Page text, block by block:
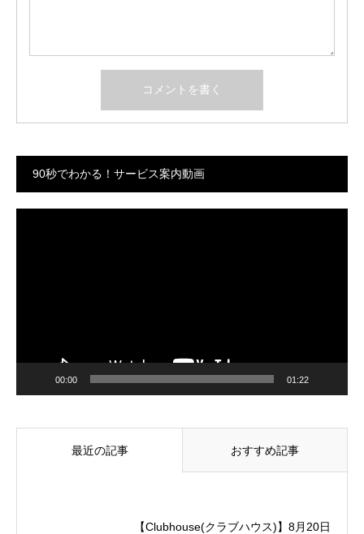
90秒でわかる！サービス案内動画
00:00 01:22
最近の記事 おすすめ記事
【Clubhouse(クラブハウス)】8月20日